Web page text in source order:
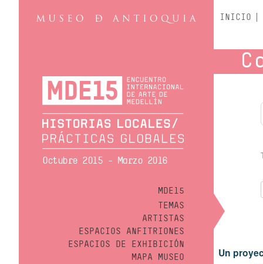
Octubre 2015 - Marzo 2016
MDE15
TEMAS
ARTISTAS
ESPACIOS ANFITRIONES
ESPACIOS DE EXHIBICIÓN
MAPA MUSEO
INICIO
Un